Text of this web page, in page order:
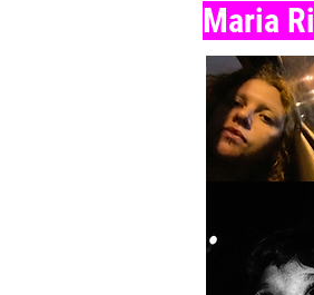
Maria